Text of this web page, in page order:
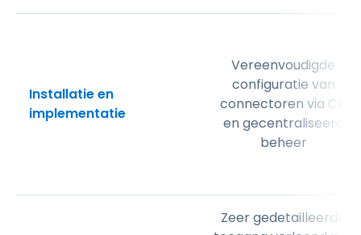
Installatie en
implementatie
Vereenvoudigde
configuratie van
connectoren via CLI
en gecentraliseerd
beheer
Zeer gedetailleerde